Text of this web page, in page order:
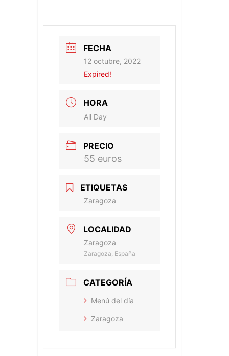
FECHA
12 octubre, 2022
Expired!
HORA
All Day
PRECIO
55 euros
ETIQUETAS
Zaragoza
LOCALIDAD
Zaragoza
Zaragoza, España
CATEGORÍA
Menú del día
Zaragoza